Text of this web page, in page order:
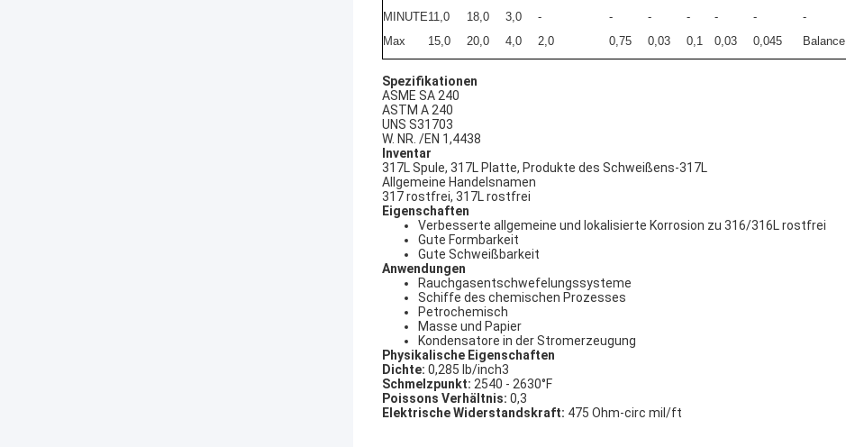
MINUTE11,0 18,0 3,0 - - - - - -
-
Max
15,0 20,0 4,0 2,0 0,75 0,03 0,1 0,03 0,045 Balance
Spezifikationen
ASME SA 240
ASTM A 240
UNS S31703
W. NR. /EN 1,4438
Inventar
317L Spule, 317L Platte, Produkte des Schweißens-317L
Allgemeine Handelsnamen
317 rostfrei, 317L rostfrei
Eigenschaften
Verbesserte allgemeine und lokalisierte Korrosion zu 316/316L rostfrei
Gute Formbarkeit
Gute Schweißbarkeit
Anwendungen
Rauchgasentschwefelungssysteme
Schiffe des chemischen Prozesses
Petrochemisch
Masse und Papier
Kondensatore in der Stromerzeugung
Physikalische Eigenschaften
Dichte: 0,285 lb/inch3
Schmelzpunkt: 2540 - 2630°F
Poissons Verhältnis: 0,3
Elektrische Widerstandskraft: 475 Ohm-circ mil/ft